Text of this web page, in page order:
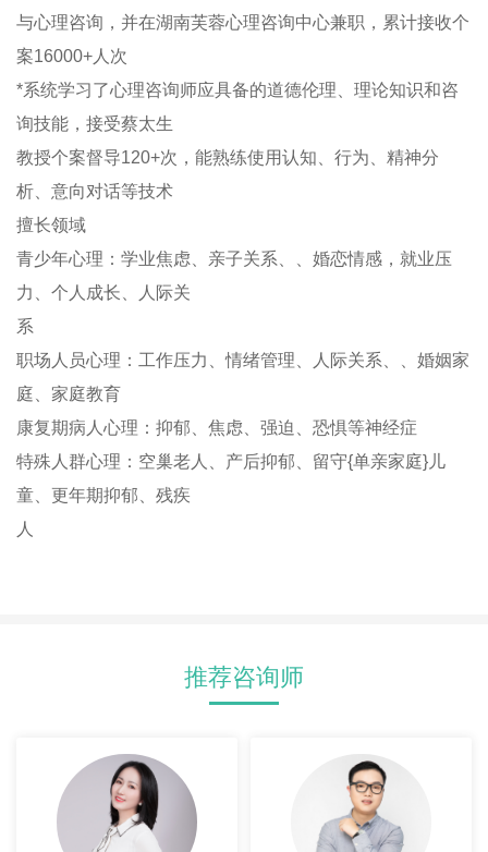
与心理咨询，并在湖南芙蓉心理咨询中心兼职，累计接收个
案16000+人次
*系统学习了心理咨询师应具备的道德伦理、理论知识和咨
询技能，接受蔡太生
教授个案督导120+次，能熟练使用认知、行为、精神分
析、意向对话等技术
擅长领域
青少年心理：学业焦虑、亲子关系、、婚恋情感，就业压
力、个人成长、人际关
系
职场人员心理：工作压力、情绪管理、人际关系、、婚姻家
庭、家庭教育
康复期病人心理：抑郁、焦虑、强迫、恐惧等神经症
特殊人群心理：空巢老人、产后抑郁、留守{单亲家庭}儿
童、更年期抑郁、残疾
人
推荐咨询师